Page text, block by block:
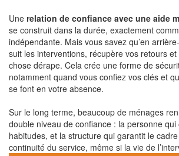
Une relation de confiance avec une aide
se construit dans la durée, exactement
indépendante. Mais vous savez qu’en
suit les interventions, récupère vos retours
chose dérape. Cela crée une forme de
notamment quand vous confiez vos clés et
se font en votre absence.
Sur le long terme, beaucoup de ménages
double niveau de confiance : la personne
habitudes, et la structure qui garantit le
continuité du service, même si la vie de